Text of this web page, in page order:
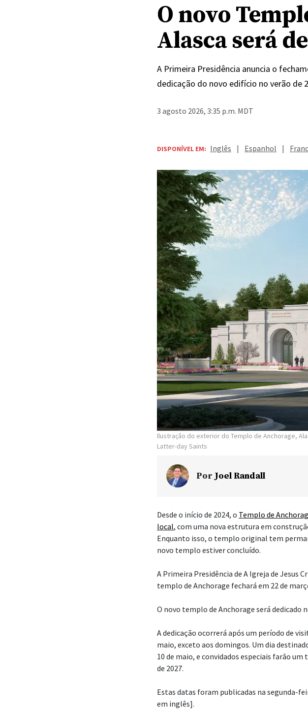
O novo
Alasca será
A Primeira Presidência anuncia o
dedicação do novo edifício no verão de
3 agosto 2026, 3:35 p.m. MDT
DISPONÍVEL EM: Inglês | Espanhol |
Ilustração do exterior do Templo de Anchorage,
Latter-day Saints
Por Joel Randall
Desde o início de 2024, o Templo de
local, com uma nova estrutura em
Enquanto isso, o templo original tem
novo templo estiver concluído.
A Primeira Presidência de A Igreja de Jesus
templo de Anchorage fechará em 22 de
O novo templo de Anchorage será dedicado
A dedicação ocorrerá após um período de
maio, exceto aos domingos. Um dia
10 de maio, e convidados especiais farão
de 2027.
Estas datas foram publicadas na segunda-
em inglês].